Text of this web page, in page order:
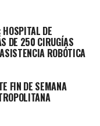
HOSPITAL DE
DE 250 CIRUGÍAS
ROBÓTICA
FIN DE SEMANA